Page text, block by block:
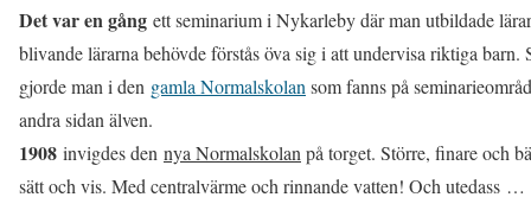
Det var en gång ett seminarium i Nykarleby där man utbildade
blivande lärarna behövde förstås öva sig i att undervisa riktiga barn.
gjorde man i den gamla Normalskolan som fanns på
andra sidan älven.
1908 invigdes den nya Normalskolan på torget. Större, finare och
sätt och vis. Med centralvärme och rinnande vatten! Och utedass …